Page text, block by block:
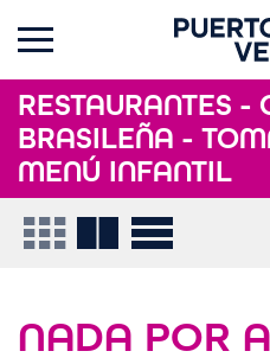
RESTAURANTES -
BRASILEÑA -
MENÚ INFANTIL
NADA POR